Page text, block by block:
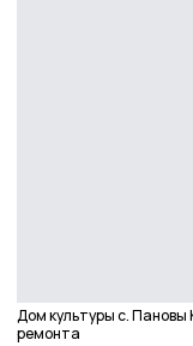
Дом культуры с. Пановы
ремонта